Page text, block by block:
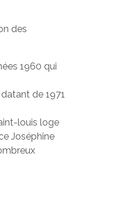
des
1960 qui
de 1971
louis loge
Joséphine